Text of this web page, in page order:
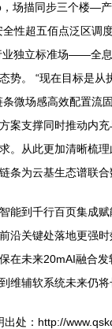
场描同步三个楼
性超五佰点泛区
独立标准场——全
。 “现在目标是
微场感高效配置
支撑同时推动内
从此更加清晰梳
为云基生态谱联
能到千行百页集
关键处落地更强
未来20mAI融合
辅软系统未来仍
出处：http://